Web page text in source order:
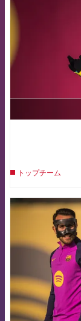
トップチーム